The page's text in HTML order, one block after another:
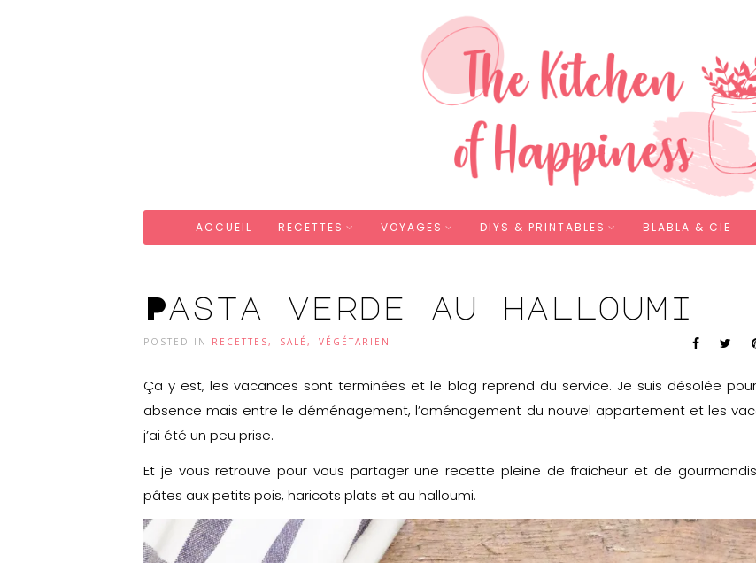
ACCUEIL RECETTES VOYAGES DIYS & PRINTABLES BLABLA & CIE
Pasta verde au halloumi
POSTED IN RECETTES, SALÉ , VÉGÉTARIEN
Ça y est, les vacances sont terminées et le blog reprend du service. Je suis désolée
absence mais entre le déménagement, l’aménagement du nouvel appartement et les
j’ai été un peu prise.
Et je vous retrouve pour vous partager une recette pleine de fraicheur et de
pâtes aux petits pois, haricots plats et au halloumi.